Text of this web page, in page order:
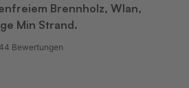
Brennholz, Wlan,
Min Strand.
44 Bewertungen